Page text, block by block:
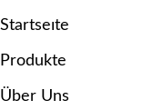
Startseıte
Produkte
Über Uns